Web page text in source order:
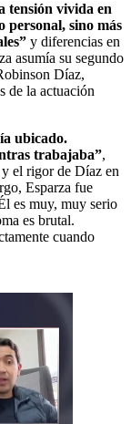
tensión vivida en
personal, sino más
y diferencias en
asumía su segundo
Díaz,
de la actuación
ubicado.
trabajaba”,
el rigor de Díaz en
Esparza fue
es muy, muy serio
es brutal.
cuando